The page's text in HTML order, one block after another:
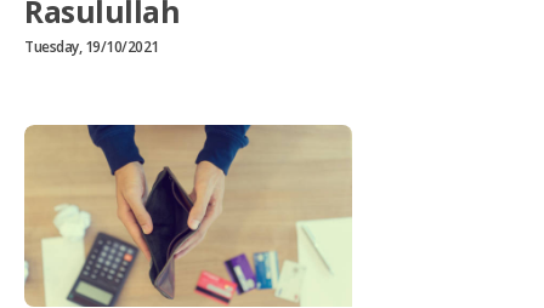
Rasulullah
Tuesday, 19/10/2021